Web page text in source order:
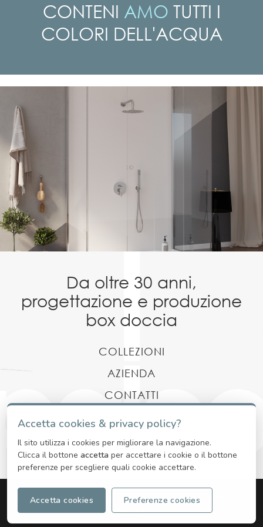
CONTENI AMO TUTTI I
COLORI DELL'ACQUA
Da oltre 30 anni,
progettazione e produzione
box doccia
COLLEZIONI
AZIENDA
CONTATTI
CATALOGHI
QUALITA'
P.IVA 03441700980 - Via del Camposanto, 11, 25073 Bovezzo BS -
info@paleo.it
Accetta cookies & privacy policy?
Il sito utilizza i cookies per migliorare la navigazione.
Clicca il bottone accetta per accettare i cookie o il bottone
preferenze per scegliere quali cookie accettare.
Accetta cookies Preferenze cookies